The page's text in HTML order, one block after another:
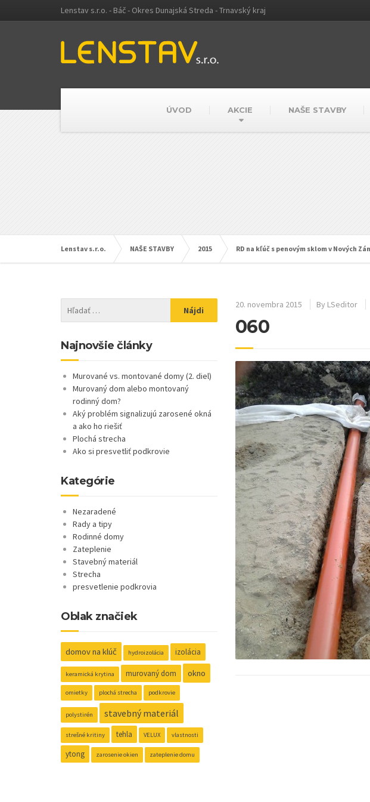
Lenstav s.r.o. - Báč - Okres Dunajská Streda - Trnavský kraj
ÚVOD AKCIE NAŠE STAVBY
Lenstav s.r.o. NAŠE STAVBY 2015 RD na kľúč s penovým sklom v Nových
20. novembra 2015 By LSeditor
060
Najnovšie články
Murované vs. montované domy (2. diel)
Murovaný dom alebo montovaný
rodinný dom?
Aký problém signalizujú zarosené okná
a ako ho riešiť
Plochá strecha
Ako si presvetliť podkrovie
Kategórie
Nezaradené
Rady a tipy
Rodinné domy
Zateplenie
Stavebný materiál
Strecha
presvetlenie podkrovia
Oblak značiek
domov na klúč hydroizolácia izolácia
keramická krytina murovaný dom okno
omietky plochá strecha podkrovie
polystirén stavebný materiál
strešné kritiny tehla VELUX vlastnosti
ytong zarosenie okien zateplenie domu